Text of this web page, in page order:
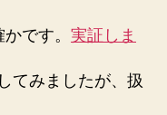
す。 実証しま
てみましたが、扱